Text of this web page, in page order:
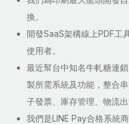
換。
開發SaaS架構線上PDF工
使用者。
最近幫台中知名牛軋糖連
製所需系統及功能，整合
子發票、庫存管理、物流
我們是LINE Pay合格系統